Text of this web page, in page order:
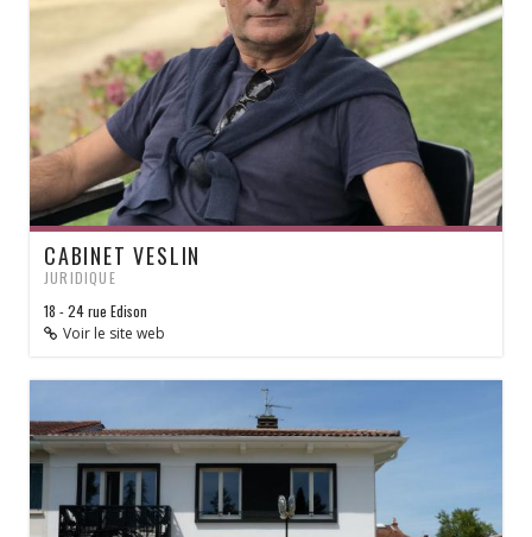
CABINET VESLIN
JURIDIQUE
18 - 24 rue Edison
Voir le site web